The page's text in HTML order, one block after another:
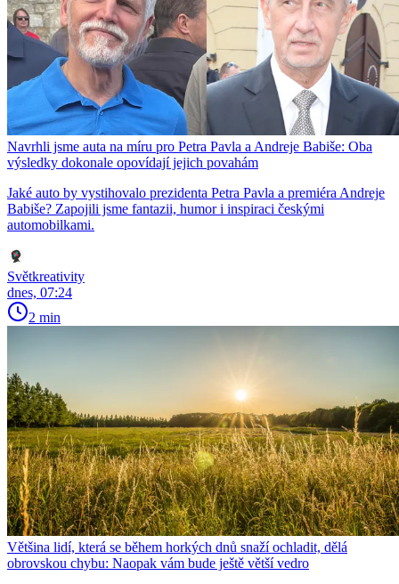
Navrhli jsme auta na míru pro Petra Pavla a Andreje Babiše: Oba
výsledky dokonale opovídají jejich povahám
Jaké auto by vystihovalo prezidenta Petra Pavla a premiéra Andreje
Babiše? Zapojili jsme fantazii, humor i inspiraci českými
automobilkami.
Světkreativity
dnes, 07:24
2 min
Většina lidí, která se během horkých dnů snaží ochladit, dělá
obrovskou chybu: Naopak vám bude ještě větší vedro